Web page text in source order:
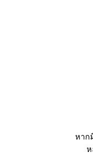
หาก
ห